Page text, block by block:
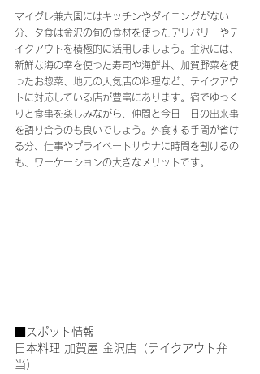
マイグレ兼六園にはキッチンやダイニングがない
分、夕食は金沢の旬の食材を使ったデリバリーやテ
イクアウトを積極的に活用しましょう。金沢には、
新鮮な海の幸を使った寿司や海鮮丼、加賀野菜を使
ったお惣菜、地元の人気店の料理など、テイクアウ
トに対応している店が豊富にあります。宿でゆっく
りと食事を楽しみながら、仲間と今日一日の出来事
を語り合うのも良いでしょう。外食する手間が省け
る分、仕事やプライベートサウナに時間を割けるの
も、ワーケーションの大きなメリットです。
■スポット情報
日本料理 加賀屋 金沢店（テイクアウト弁
当）